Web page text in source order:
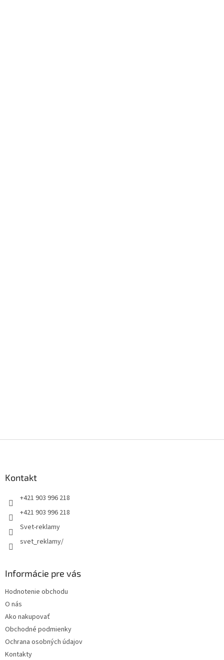
Kontakt
+421 903 996 218
+421 903 996 218
Svet-reklamy
svet_reklamy/
Informácie pre vás
Hodnotenie obchodu
O nás
Ako nakupovať
Obchodné podmienky
Ochrana osobných údajov
Kontakty